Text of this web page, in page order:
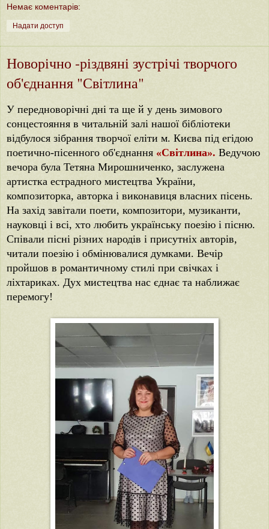
Немає коментарів:
Надати доступ
Новорічно -різдвяні зустрічі творчого
об'єднання "Світлина"
У передноворічні дні та ще й у день зимового
сонцестояння в читальній залі нашої бібліотеки
відбулося зібрання творчої еліти м. Києва під егідою
поетично-пісенного об'єднання «Світлина». Ведучою
вечора була Тетяна Мирошниченко, заслужена
артистка естрадного мистецтва України,
композиторка, авторка і виконавиця власних пісень.
На захід завітали поети, композитори, музиканти,
науковці і всі, хто любить українську поезію і пісню.
Співали пісні різних народів і присутніх авторів,
читали поезію і обмінювалися думками. Вечір
пройшов в романтичному стилі при свічках і
ліхтариках. Дух мистецтва нас єднає та наближає
перемогу!